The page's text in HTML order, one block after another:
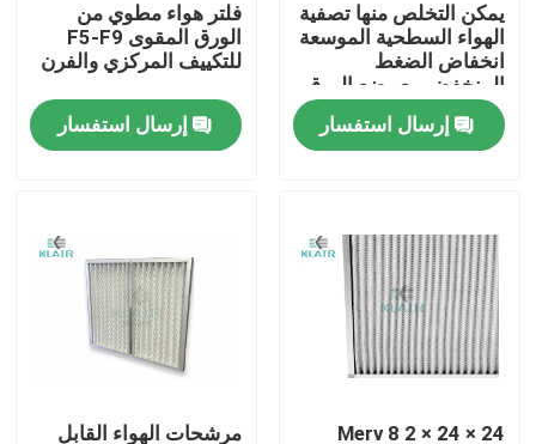
مراقبة الجودة
اتصل بنا
مرشحات الهواء حقيبة
مرشحات الهواء HVAC
HEPA هواء مرشح
يمكن التخلص منها تصفية
الهواء السطحية الموسعة
انخفاض الضغط
المنخفض مع وضع الورق
المقوى الرطب
إرسال استفسار
فلتر هواء مطوي من
الورق المقوى F5-F9
للتكييف المركزي والفرن
إرسال استفسار
24 × 24 × 2 Merv 8 مرشحات الهواء القابل